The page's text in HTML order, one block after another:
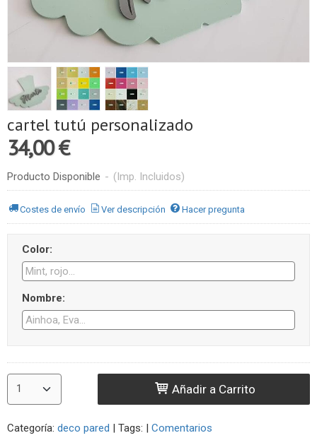
cartel tutú personalizado
34,00 €
Producto Disponible - (Imp. Incluidos)
Costes de envío Ver descripción Hacer pregunta
Color:
Nombre:
Añadir a Carrito
Categoría: deco pared | Tags: | Comentarios